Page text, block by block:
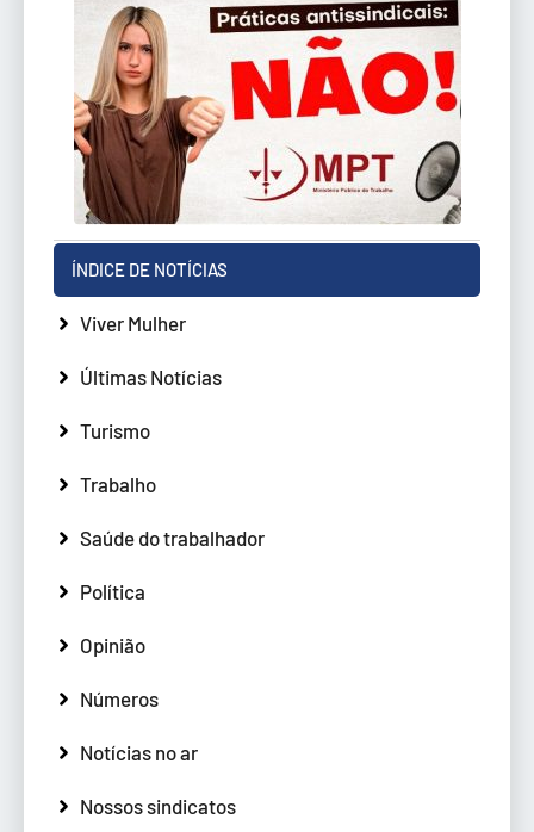
ÍNDICE DE NOTÍCIAS
Viver Mulher
Últimas Notícias
Turismo
Trabalho
Saúde do trabalhador
Política
Opinião
Números
Notícias no ar
Nossos sindicatos